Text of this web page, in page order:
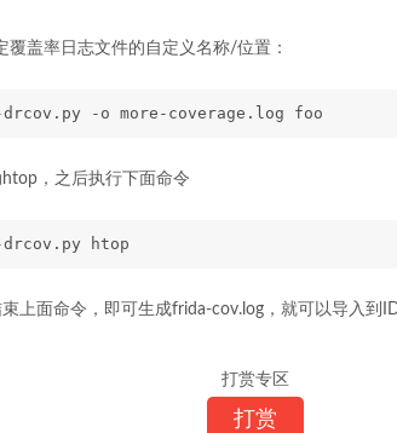
覆盖率日志文件的自定义名称/位置：
-o more-coverage.log foo
，之后执行下面命令
htop
上面命令，即可生成frida-cov.log，就可以导入到
打赏专区
打赏